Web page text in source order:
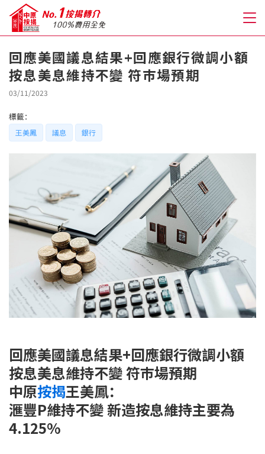
關於我們
人才房貸・開戶優惠
免費開戶轉介服務
私人貸款
優惠禮遇
新盤優越按揭優惠
中原按揭標籤優惠
按揭工具
按揭計算
轉按計算
回應美國議息結果+回應銀行微調小額
按息美息維持不變 符巿場預期
03/11/2023
標籤：
王美鳳 議息 銀行
回應美國議息結果+回應銀行微調小額
按息美息維持不變 符巿場預期
中原按揭王美鳳：
滙豐P維持不變 新造按息維持主要為
4.125%